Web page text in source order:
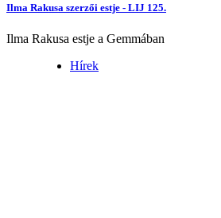
Ilma Rakusa szerzői estje - LIJ 125.
Ilma Rakusa estje a Gemmában
Hírek